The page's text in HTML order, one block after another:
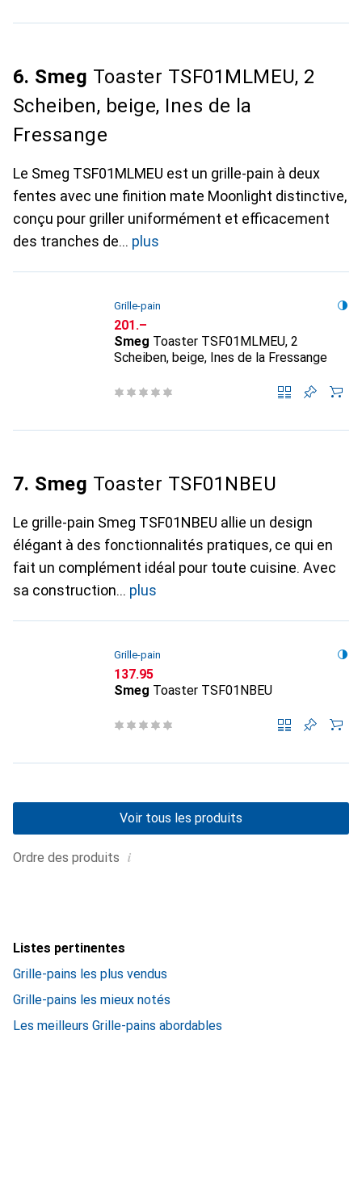
6. Smeg Toaster TSF01MLMEU, 2
Scheiben, beige, Ines de la
Fressange
Le Smeg TSF01MLMEU est un grille-pain à deux
fentes avec une finition mate Moonlight distinctive,
conçu pour griller uniformément et efficacement
des tranches de
plus
Grille-pain
CHF
201.–
Smeg Toaster TSF01MLMEU, 2
Scheiben, beige, Ines de la Fressange
7. Smeg Toaster TSF01NBEU
Le grille-pain Smeg TSF01NBEU allie un design
élégant à des fonctionnalités pratiques, ce qui en
fait un complément idéal pour toute cuisine. Avec
sa construction
plus
Grille-pain
CHF
137.95
Smeg Toaster TSF01NBEU
Ordre des produits i
Voir tous les produits
Listes pertinentes
Grille-pains les plus vendus
Grille-pains les mieux notés
Les meilleurs Grille-pains abordables